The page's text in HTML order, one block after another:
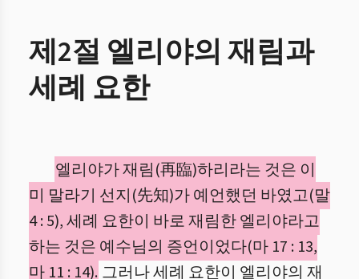
제2절 엘리야의 재림과
세례 요한
엘리야가 재림(再臨)하리라는 것은 이
미 말라기 선지(先知)가 예언했던 바였고(말
4 : 5), 세례 요한이 바로 재림한 엘리야라고
하는 것은 예수님의 증언이었다(마 17 : 13,
마 11 : 14). 그러나 세례 요한이 엘리야의 재